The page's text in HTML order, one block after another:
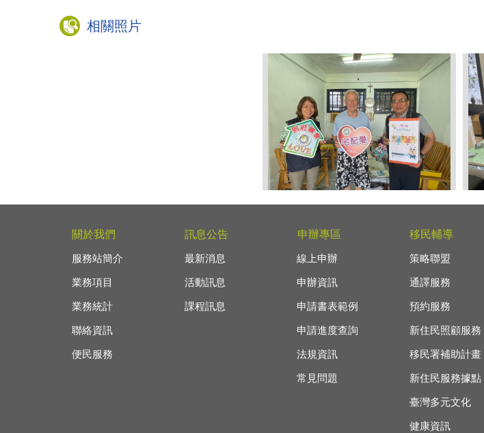
相關照片
114年8月19日本前往光復鄉家訪新
關於我們
服務站簡介
業務項目
業務統計
聯絡資訊
便民服務
訊息公告
最新消息
活動訊息
課程訊息
申辦專區
線上申辦
申辦資訊
申請書表範例
申請進度查詢
法規資訊
常見問題
移民輔導
策略聯盟
通譯服務
預約服務
新住民照顧服務
移民署補助計畫
新住民服務據點
臺灣多元文化
健康資訊